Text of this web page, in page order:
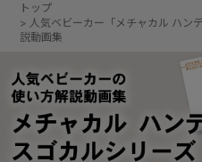
トップ
> 人気ベビーカー「メチャカル ハン
説動画集